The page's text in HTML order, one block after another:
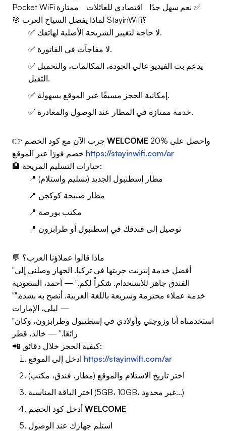
Pocket WiFi ممتازة اقتصادي للعائلات سهل جدًا
نعم ✅
🎯 لماذا يفضل السياح العرب StayinWifi؟
✅ لا حاجة لتغيير الشريحة الأصلية لهاتفك.
✅ لا مفاجآت في الفاتورة.
✅ يدعم بث الفيديو عالي الجودة، المكالمات، والتحميل
الثقيل.
✅ إمكانية الحجز مسبقًا عبر الموقع بسهولة.
✅ خدمة ممتازة في المطار عند الوصول والمغادرة.
WELCOME
https://stayinwifi.com/ar
🏨 خيارات التسليم المريحة:
📍 مطار إسطنبول الجديد (تسليم واستلام)
📍 مطار صبيحة كوكجن
📍 مكتب بورصة
📍 توصيل إلى فندقك في إسطنبول أو طرابزون
💬 ماذا قالوا عملاؤنا العرب؟
"أفضل خدمة إنترنت جربتها في تركيا. الجهاز وصلني إلى
الفندق جاهز للاستخدام. شكراً لكم." — أحمد، السعودية
"خدمة عملاء محترمة وسريعة باللغة العربية. أنصح به بشدة."
— ليلى، الإمارات
"استخدمناه أنا وزوجتي وأولادي في إسطنبول وطرابزون، وكان
رائعًا." — خالد، قطر
📲 كيفية الحجز خلال دقائق:
https://stayinwifi.com/ar
اختر تاريخ الاستلام والموقع (مطار، فندق، مكتب)
اختر الباقة المناسبة (5GB، 10GB، غير محدود...)
WELCOME
استلم جهازك عند الوصول